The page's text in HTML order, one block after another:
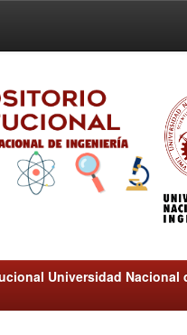
Universidad Nacional